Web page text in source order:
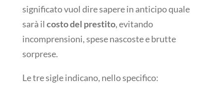
significato vuol dire sapere in anticipo quale
sarà il costo del prestito, evitando
incomprensioni, spese nascoste e brutte
sorprese.
Le tre sigle indicano, nello specifico: